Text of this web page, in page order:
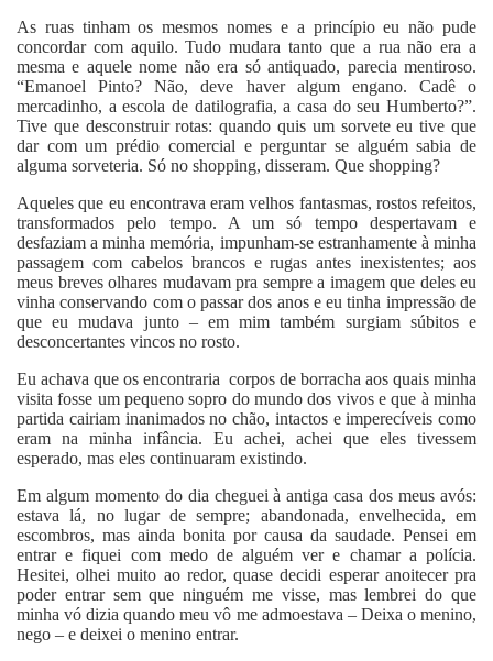
As ruas tinham os mesmos nomes e a princípio eu não pude
concordar com aquilo. Tudo mudara tanto que a rua não era a
mesma e aquele nome não era só antiquado, parecia mentiroso.
“Emanoel Pinto? Não, deve haver algum engano. Cadê o
mercadinho, a escola de datilografia, a casa do seu Humberto?”.
Tive que desconstruir rotas: quando quis um sorvete eu tive que
dar com um prédio comercial e perguntar se alguém sabia de
alguma sorveteria. Só no shopping, disseram. Que shopping?
Aqueles que eu encontrava eram velhos fantasmas, rostos refeitos,
transformados pelo tempo. A um só tempo despertavam e
desfaziam a minha memória, impunham-se estranhamente à minha
passagem com cabelos brancos e rugas antes inexistentes; aos
meus breves olhares mudavam pra sempre a imagem que deles eu
vinha conservando com o passar dos anos e eu tinha impressão de
que eu mudava junto – em mim também surgiam súbitos e
desconcertantes vincos no rosto.
Eu achava que os encontraria corpos de borracha aos quais minha
visita fosse um pequeno sopro do mundo dos vivos e que à minha
partida cairiam inanimados no chão, intactos e imperecíveis como
eram na minha infância. Eu achei, achei que eles tivessem
esperado, mas eles continuaram existindo.
Em algum momento do dia cheguei à antiga casa dos meus avós:
estava lá, no lugar de sempre; abandonada, envelhecida, em
escombros, mas ainda bonita por causa da saudade. Pensei em
entrar e fiquei com medo de alguém ver e chamar a polícia.
Hesitei, olhei muito ao redor, quase decidi esperar anoitecer pra
poder entrar sem que ninguém me visse, mas lembrei do que
minha vó dizia quando meu vô me admoestava – Deixa o menino,
nego – e deixei o menino entrar.